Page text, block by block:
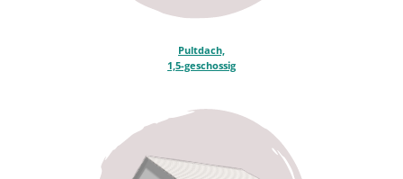
Pultdach,
1,5-geschossig